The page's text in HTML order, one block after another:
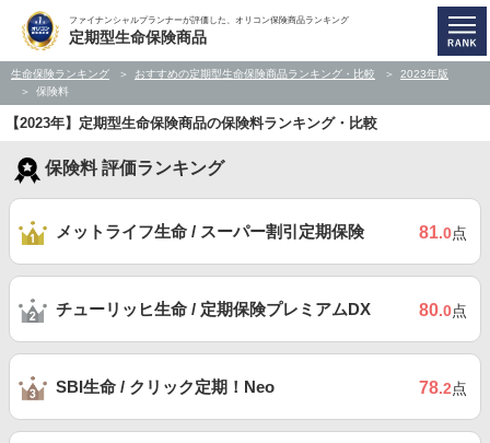
ファイナンシャルプランナーが評価した、オリコン保険商品ランキング
定期型生命保険商品
生命保険ランキング おすすめの定期型生命保険商品ランキング・比較
2023年版
保険料
【2023年】定期型生命保険商品の保険料ランキング・比較
保険料 評価ランキング
メットライフ生命 / スーパー割引定期保険 81.0点
チューリッヒ生命 / 定期保険プレミアムDX 80.0点
SBI生命 / クリック定期！Neo 78.2点